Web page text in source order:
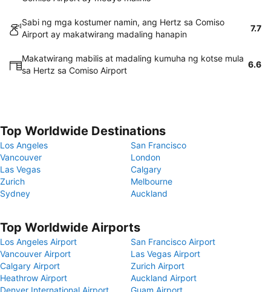
Sabi ng mga kostumer namin, ang Hertz sa Comiso
Airport ay makatwirang madaling hanapin
7.7
Makatwirang mabilis at madaling kumuha ng kotse mula
sa Hertz sa Comiso Airport
6.6
Top Worldwide Destinations
Los Angeles
San Francisco
Vancouver
London
Las Vegas
Calgary
Zurich
Melbourne
Sydney
Auckland
Top Worldwide Airports
Los Angeles Airport
San Francisco Airport
Vancouver Airport
Las Vegas Airport
Calgary Airport
Zurich Airport
Heathrow Airport
Auckland Airport
Denver International Airport
Guam Airport